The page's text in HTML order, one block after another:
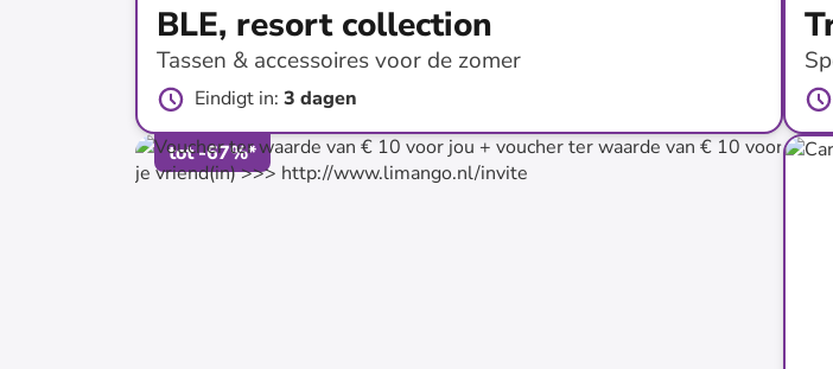
BLE, resort collection
Tassen & accessoires voor de zomer
Eindigt in: 3 dagen
tot-67%*